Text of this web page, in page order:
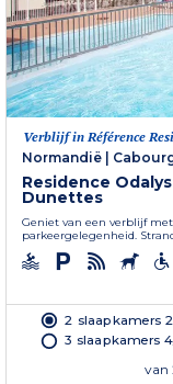
Verblijf in Référence
Normandië
Residence
Dunettes
Geniet van een verblijf
parkeergelegenheid.
2 slaapkamers
3 slaapkamers
van